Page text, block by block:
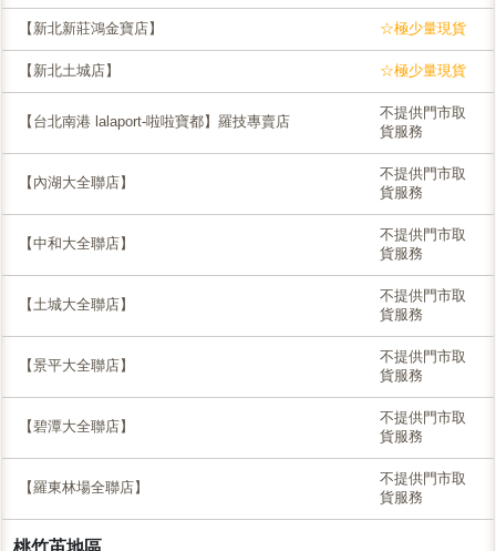
【新北新莊鴻金寶店】 ☆極少量現貨
【新北土城店】 ☆極少量現貨
【台北南港 lalaport-啦啦寶都】羅技專賣店
不提供門市取
貨服務
【內湖大全聯店】
不提供門市取
貨服務
【中和大全聯店】
不提供門市取
貨服務
【土城大全聯店】
不提供門市取
貨服務
【景平大全聯店】
不提供門市取
貨服務
【碧潭大全聯店】
不提供門市取
貨服務
【羅東林場全聯店】
不提供門市取
貨服務
桃竹苖地區